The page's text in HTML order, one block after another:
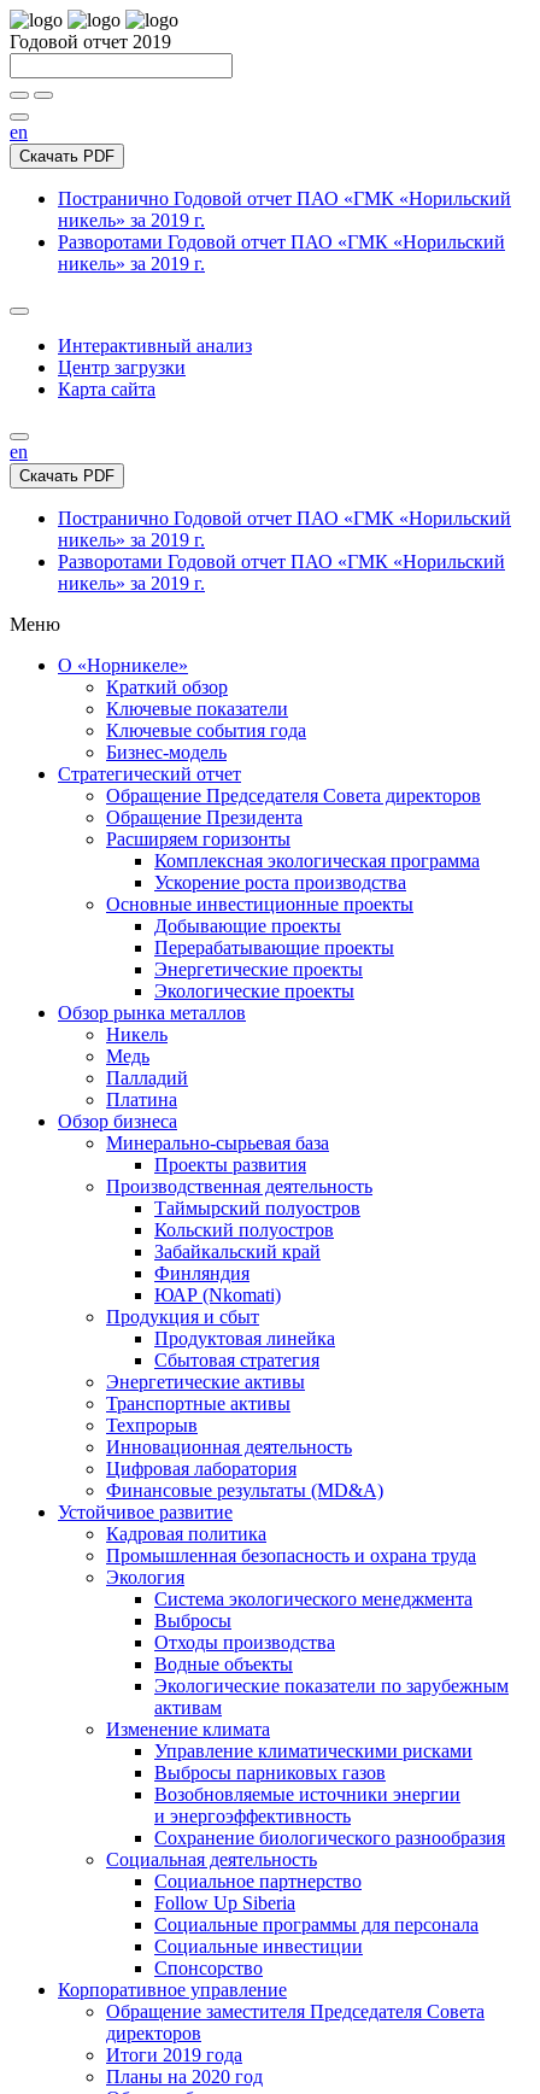
Годовой отчет 2019
en
Скачать PDF
Постранично Годовой отчет ПАО «ГМК «Норильский
никель» за 2019 г.
Разворотами Годовой отчет ПАО «ГМК «Норильский
никель» за 2019 г.
Интерактивный анализ
Центр загрузки
Карта сайта
en
Скачать PDF
Постранично Годовой отчет ПАО «ГМК «Норильский
никель» за 2019 г.
Разворотами Годовой отчет ПАО «ГМК «Норильский
никель» за 2019 г.
Меню
О «Норникеле»
Краткий обзор
Ключевые показатели
Ключевые события года
Бизнес-модель
Стратегический отчет
Обращение Председателя Совета директоров
Обращение Президента
Расширяем горизонты
Комплексная экологическая программа
Ускорение роста производства
Основные инвестиционные проекты
Добывающие проекты
Перерабатывающие проекты
Энергетические проекты
Экологические проекты
Обзор рынка металлов
Никель
Медь
Палладий
Платина
Обзор бизнеса
Минерально-сырьевая база
Проекты развития
Производственная деятельность
Таймырский полуостров
Кольский полуостров
Забайкальский край
Финляндия
ЮАР (Nkomati)
Продукция и сбыт
Продуктовая линейка
Сбытовая стратегия
Энергетические активы
Транспортные активы
Техпрорыв
Инновационная деятельность
Цифровая лаборатория
Финансовые результаты (MD&A)
Устойчивое развитие
Кадровая политика
Промышленная безопасность и охрана труда
Экология
Система экологического менеджмента
Выбросы
Отходы производства
Водные объекты
Экологические показатели по зарубежным
активам
Изменение климата
Управление климатическими рисками
Выбросы парниковых газов
Возобновляемые источники энергии
и энергоэффективность
Сохранение биологического разнообразия
Социальная деятельность
Социальное партнерство
Follow Up Siberia
Социальные программы для персонала
Социальные инвестиции
Спонсорство
Корпоративное управление
Обращение заместителя Председателя Совета
директоров
Итоги 2019 года
Планы на 2020 год